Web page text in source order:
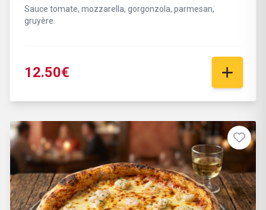
Sauce tomate, mozzarella, gorgonzola, parmesan,
gruyère.
12.50€